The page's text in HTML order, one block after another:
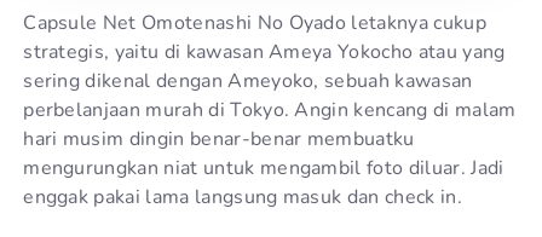
Capsule Net Omotenashi No Oyado letaknya cukup
strategis, yaitu di kawasan Ameya Yokocho atau yang
sering dikenal dengan Ameyoko, sebuah kawasan
perbelanjaan murah di Tokyo. Angin kencang di malam
hari musim dingin benar-benar membuatku
mengurungkan niat untuk mengambil foto diluar. Jadi
enggak pakai lama langsung masuk dan check in.